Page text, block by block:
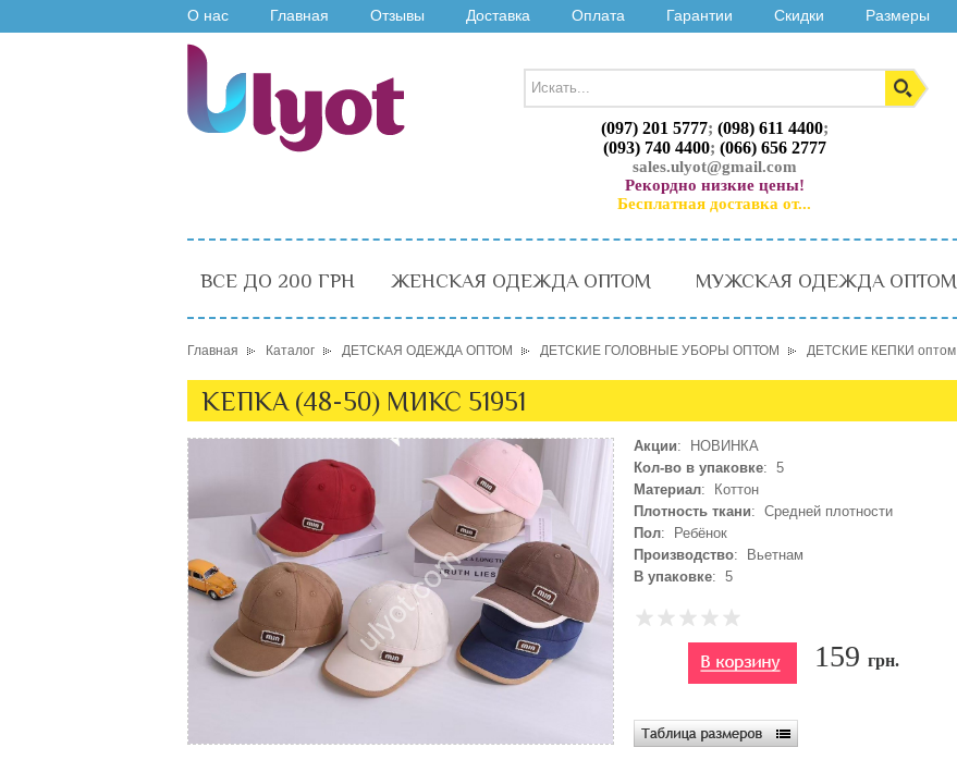
О нас Главная Отзывы Доставка Оплата Гарантии Скидки Размеры
(097) 201 5777; (098) 611 4400;
(093) 740 4400; (066) 656 2777
sales.ulyot@gmail.com
Рекордно низкие цены!
Бесплатная доставка от...
ВСЕ ДО 200 ГРН ЖЕНСКАЯ ОДЕЖДА ОПТОМ МУЖСКАЯ ОДЕЖДА ОПТОМ
Главная Каталог ДЕТСКАЯ ОДЕЖДА ОПТОМ ДЕТСКИЕ ГОЛОВНЫЕ УБОРЫ ОПТОМ ДЕТСКИЕ КЕПКИ оптом
КЕПКА (48-50) МИКС 51951
Акции: НОВИНКА
Кол-во в упаковке: 5
Материал: Коттон
Плотность ткани: Средней плотности
Пол: Ребёнок
Производство: Вьетнам
В упаковке: 5
159 грн.